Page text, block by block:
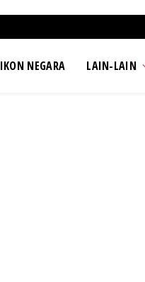
IKON NEGARA LAIN-LAIN